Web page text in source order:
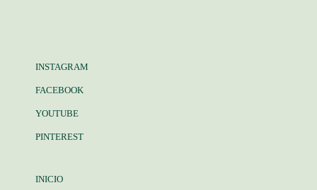
INSTAGRAM
FACEBOOK
YOUTUBE
PINTEREST
INICIO